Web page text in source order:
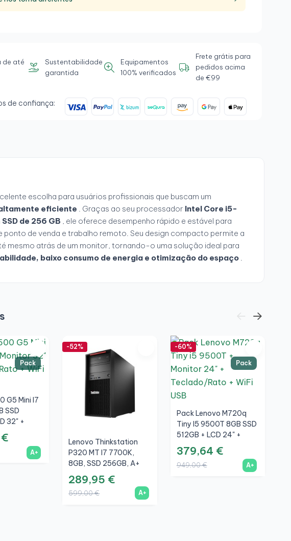
de até
Sustentabilidade
garantida
Equipamentos
100% verificados
Frete grátis para
pedidos acima
de €99
de confiança:
escolha para usuários profissionais que buscam um
eficiente . Graças ao seu processador Intel Core i5-
SSD de 256 GB , ele oferece desempenho rápido e estável para
de venda e trabalho remoto. Seu design compacto permite a
mesmo atrás de um monitor, tornando-o uma solução ideal para
baixo consumo de energia e otimização do espaço.
Pack
G5 Mini I7
SSD
32" +
Sem
A+
-52%
Lenovo Thinkstation
P320 MT I7 7700K,
8GB, SSD 256GB, A+
289,95 €
599,00 € A+
Pack
-60%
Pack Lenovo M720q
Tiny I5 9500T 8GB SSD
512GB + LCD 24" +
Teclado E Rato Sem
Fios + WiFi
379,64 €
949,00 € A+